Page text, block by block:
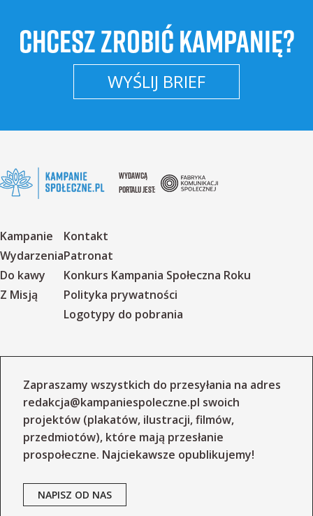
CHCESZ ZROBIĆ KAMPANIĘ?
WYŚLIJ BRIEF
WYDAWCĄ
PORTALU JEST:
Kampanie
Wydarzenia
Do kawy
Z Misją
Kontakt
Patronat
Konkurs Kampania Społeczna Roku
Polityka prywatności
Logotypy do pobrania
Zapraszamy wszystkich do przesyłania na adres
redakcja@kampaniespoleczne.pl swoich
projektów (plakatów, ilustracji, filmów,
przedmiotów), które mają przesłanie
prospołeczne. Najciekawsze opublikujemy!
NAPISZ OD NAS